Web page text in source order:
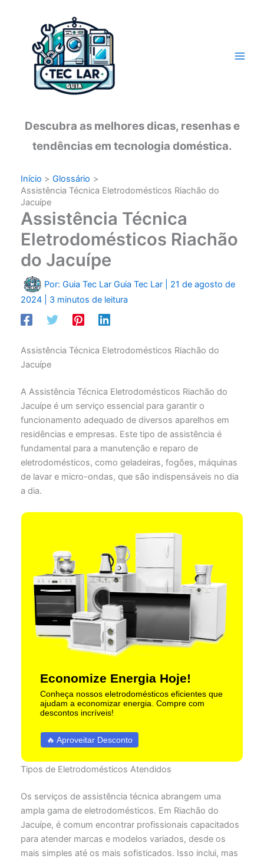
conteúdo
Descubra as melhores dicas, resenhas e
tendências em tecnologia doméstica.
Início
Glossário
Assistência Técnica Eletrodomésticos Riachão do
Jacuípe
Assistência Técnica
Eletrodomésticos Riachão
do Jacuípe
Por: Guia Tec Lar Guia Tec Lar
21 de agosto de
2024
3 minutos de leitura
Assistência Técnica Eletrodomésticos Riachão do
Jacuípe
A Assistência Técnica Eletrodomésticos Riachão do
Jacuípe é um serviço essencial para garantir o
funcionamento adequado de diversos aparelhos em
residências e empresas. Este tipo de assistência é
fundamental para a manutenção e reparo de
eletrodomésticos, como geladeiras, fogões, máquinas
de lavar e micro-ondas, que são indispensáveis no dia
a dia.
Economize Energia Hoje!
Conheça nossos eletrodomésticos eficientes que
ajudam a economizar energia. Compre com
descontos incríveis!
🔥 Aproveitar Desconto
Tipos de Eletrodomésticos Atendidos
Os serviços de assistência técnica abrangem uma
ampla gama de eletrodomésticos. Em Riachão do
Jacuípe, é comum encontrar profissionais capacitados
para atender marcas e modelos variados, desde os
mais simples até os mais sofisticados. Isso inclui, mas